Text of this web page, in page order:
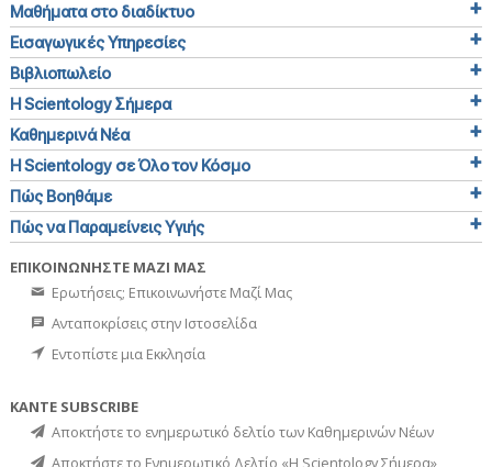
Μαθήματα στο διαδίκτυο
Εισαγωγικές Υπηρεσίες
Βιβλιοπωλείο
Η Scientology Σήμερα
Καθημερινά Νέα
Η Scientology σε Όλο τον Κόσμο
Πώς Βοηθάμε
Πώς να Παραμείνεις Υγιής
ΕΠΙΚΟΙΝΩΝΗΣΤΕ ΜΑΖΙ ΜΑΣ
Ερωτήσεις; Επικοινωνήστε Μαζί Μας
Ανταποκρίσεις στην Ιστοσελίδα
Εντοπίστε μια Εκκλησία
ΚΑΝΤΕ SUBSCRIBE
Αποκτήστε το ενημερωτικό δελτίο των Καθημερινών Νέων
Αποκτήστε το Ενημερωτικό Δελτίο «Η Scientology Σήμερα»